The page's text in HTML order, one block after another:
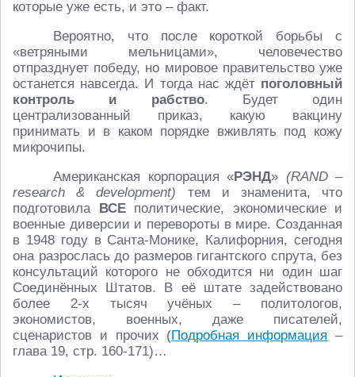
которые уже есть, и это – факт.
Вероятно, что после короткой борьбы с
«ветряными мельницами», человечество
отпразднует победу, но мировое правительство уже
останется навсегда. И тогда нас ждёт поголовный
контроль и рабство. Будет один
централизованный приказ, какую вакцину
принимать и в каком порядке вживлять под кожу
микрочипы.
Американская корпорация «РЭНД» (RAND –
research & development) тем и знаменита, что
подготовила ВСЕполитические, экономические и
военные диверсии и перевороты в мире. Созданная
в 1948 году в Санта-Монике, Калифорния, сегодня
она разрослась до размеров гигантского спрута, без
консультаций которого не обходится ни один шаг
Соединённых Штатов. В её штате задействовано
более 2-х тысяч учёных – политологов,
экономистов, военных, даже писателей,
сценаристов и прочих (Подробная информация –
глава 19, стр. 160-171)…